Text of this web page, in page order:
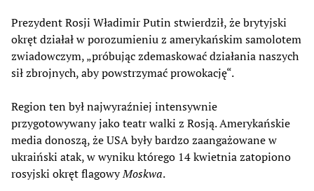
Prezydent Rosji Władimir Putin stwierdził, że brytyjski
okręt działał w porozumieniu z amerykańskim samolotem
zwiadowczym, „próbując zdemaskować działania naszych
sił zbrojnych, aby powstrzymać prowokację“.
Region ten był najwyraźniej intensywnie
przygotowywany jako teatr walki z Rosją. Amerykańskie
media donoszą, że USA były bardzo zaangażowane w
ukraiński atak, w wyniku którego 14 kwietnia zatopiono
rosyjski okręt flagowyMoskwa.